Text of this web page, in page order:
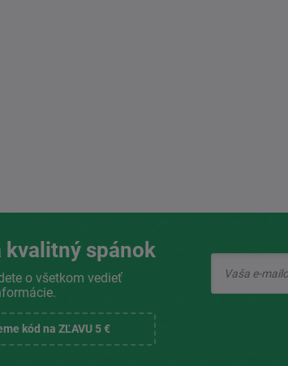
kvalitný spánok
o všetkom vedieť
kód na ZĽAVU 5 €